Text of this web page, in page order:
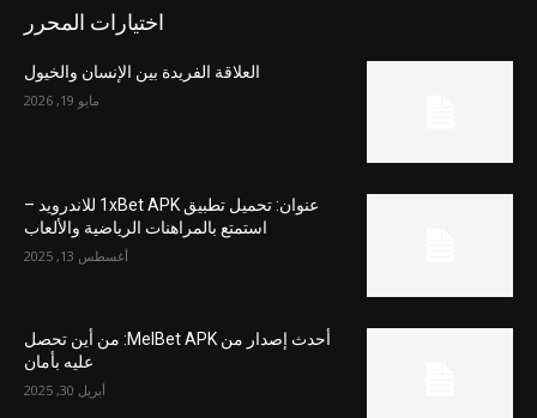
اختيارات المحرر
العلاقة الفريدة بين الإنسان والخيول
مايو 19, 2026
عنوان: تحميل تطبيق 1xBet APK للاندرويد –
استمتع بالمراهنات الرياضية والألعاب
أغسطس 13, 2025
أحدث إصدار من MelBet APK: من أين تحصل
عليه بأمان
أبريل 30, 2025